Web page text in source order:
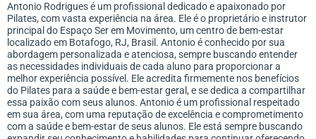
Antonio Rodrigues é um profissional dedicado e apaixonado por
Pilates, com vasta experiência na área. Ele é o proprietário e instrutor
principal do Espaço Ser em Movimento, um centro de bem-estar
localizado em Botafogo, RJ, Brasil. Antonio é conhecido por sua
abordagem personalizada e atenciosa, sempre buscando entender
as necessidades individuais de cada aluno para proporcionar a
melhor experiência possível. Ele acredita firmemente nos benefícios
do Pilates para a saúde e bem-estar geral, e se dedica a compartilhar
essa paixão com seus alunos. Antonio é um profissional respeitado
em sua área, com uma reputação de excelência e comprometimento
com a saúde e bem-estar de seus alunos. Ele está sempre buscando